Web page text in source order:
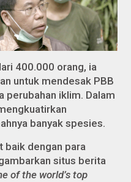
400.000 orang, ia
untuk mendesak PBB
perubahan iklim. Dalam
banyak spesies.
baik dengan para
situs berita
of the world’s top